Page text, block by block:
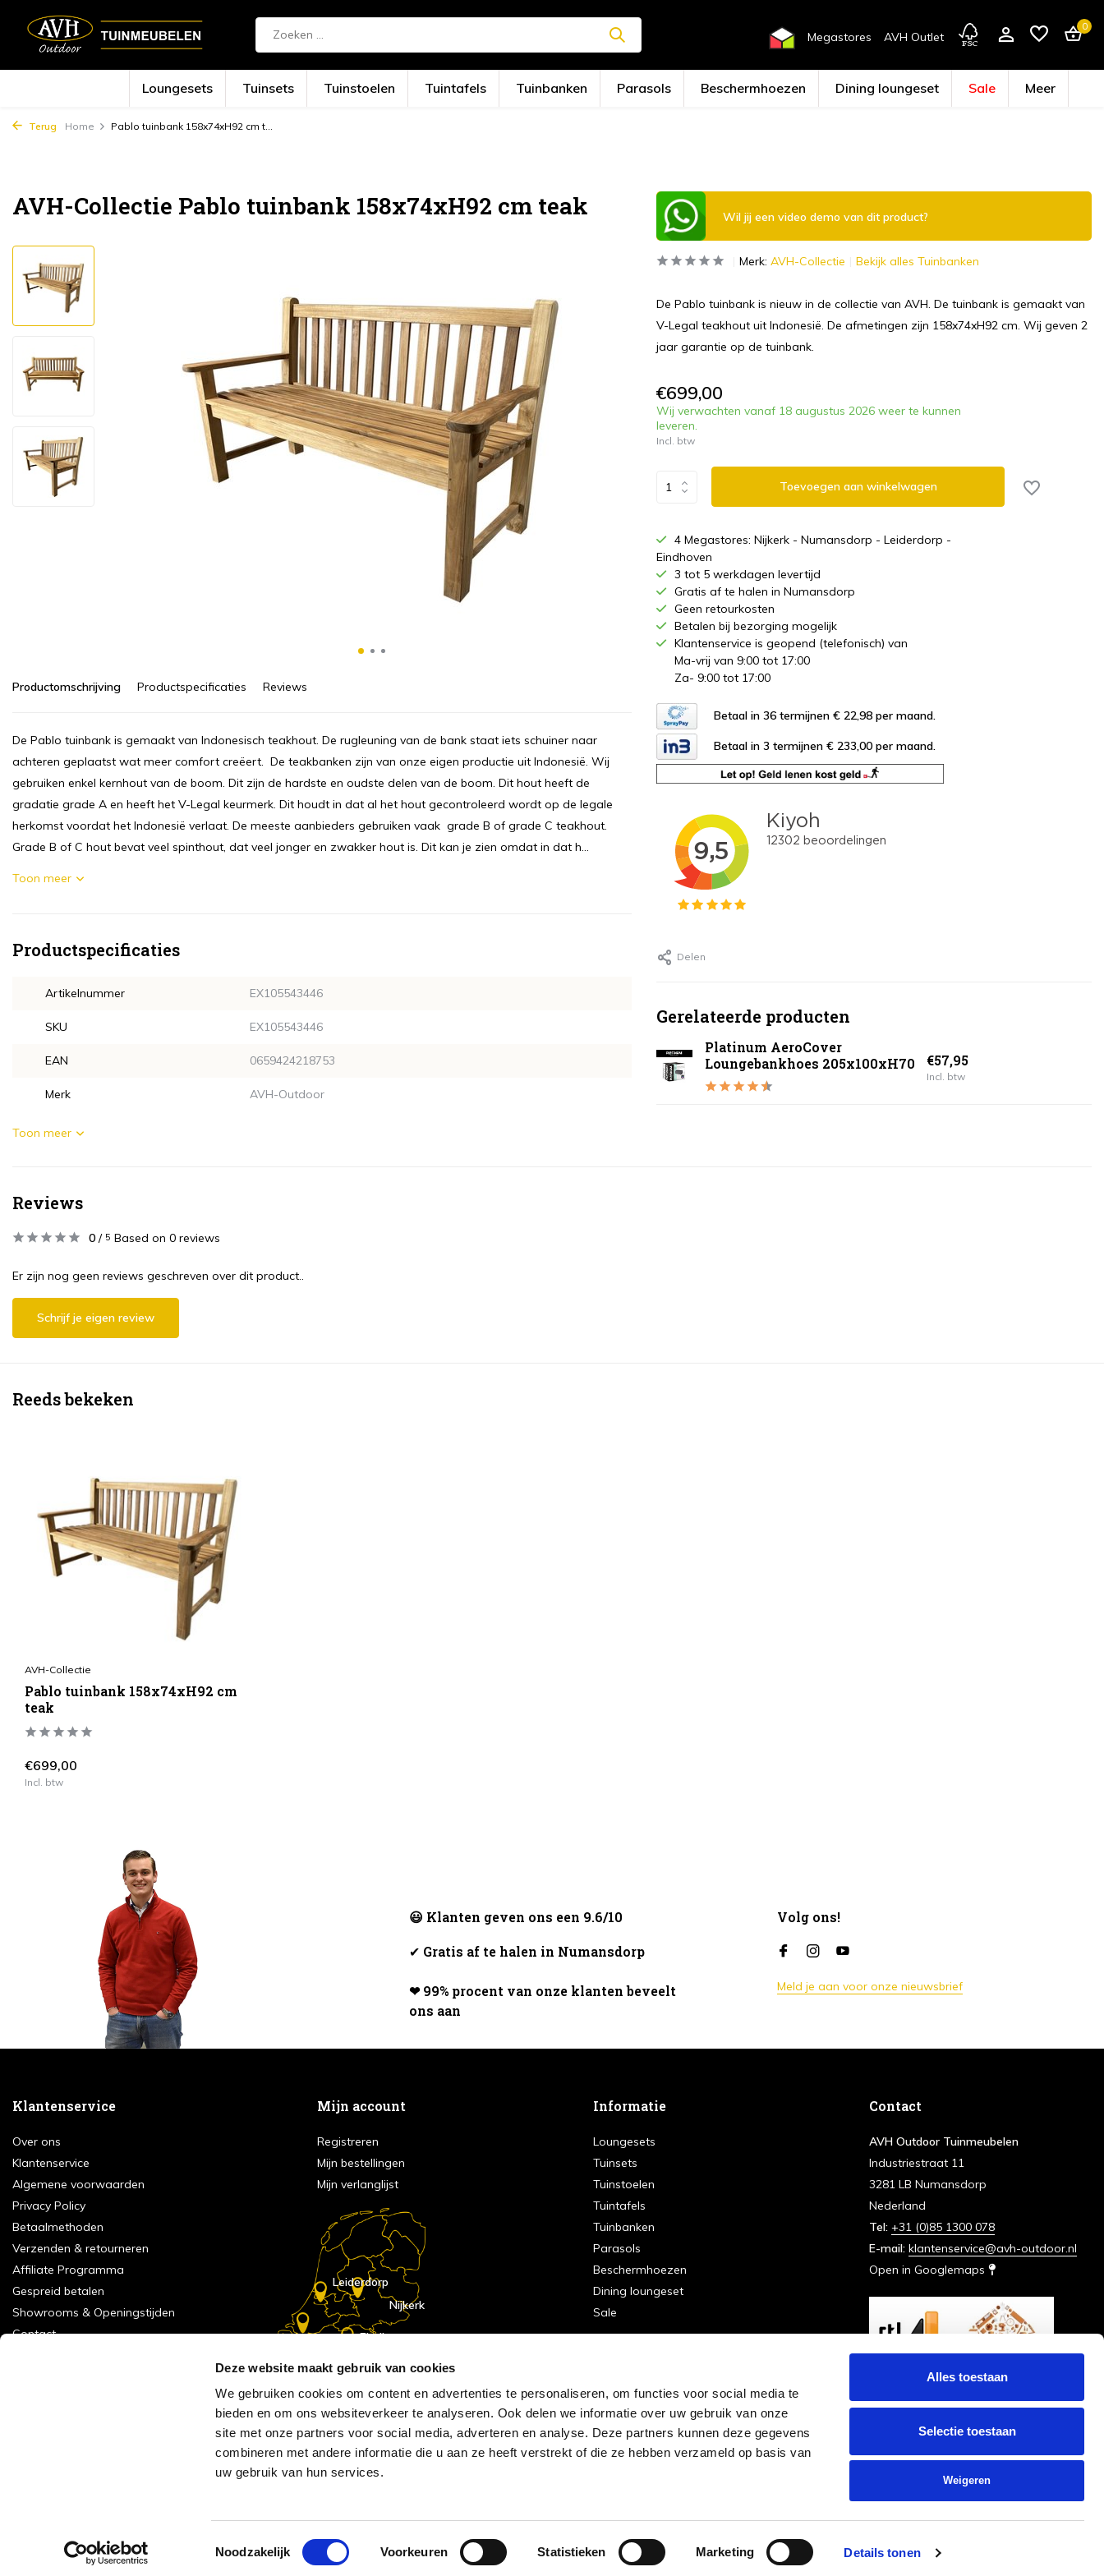
Deze website maakt gebruik van cookies
We gebruiken cookies om content en advertenties te personaliseren, om functies voor social media te
bieden en om ons websiteverkeer te analyseren. Ook delen we informatie over uw gebruik van onze
site met onze partners voor social media, adverteren en analyse. Deze partners kunnen deze gegevens
combineren met andere informatie die u aan ze heeft verstrekt of die ze hebben verzameld op basis van
uw gebruik van hun services.
Toestemmingsselectie
Noodzakelijk Voorkeuren Statistieken Marketing Details tonen
Alles toestaan
Selectie toestaan
Weigeren
Megastores AVH Outlet
0
Loungesets Tuinsets Tuinstoelen Tuintafels Tuinbanken Parasols Beschermhoezen Dining loungeset Sale Meer
Terug Home Pablo tuinbank 158x74xH92 cm t...
AVH-Collectie Pablo tuinbank 158x74xH92 cm teak
Productomschrijving Productspecificaties Reviews
De Pablo tuinbank is gemaakt van Indonesisch teakhout. De rugleuning van de bank staat iets schuiner naar
achteren geplaatst wat meer comfort creëert. De teakbanken zijn van onze eigen productie uit Indonesië. Wij
gebruiken enkel kernhout van de boom. Dit zijn de hardste en oudste delen van de boom. Dit hout heeft de
gradatie grade A en heeft het V-Legal keurmerk. Dit houdt in dat al het hout gecontroleerd wordt op de legale
herkomst voordat het Indonesië verlaat. De meeste aanbieders gebruiken vaak grade B of grade C teakhout.
Grade B of C hout bevat veel spinthout, dat veel jonger en zwakker hout is. Dit kan je zien omdat in dat h...
Toon meer
Productspecificaties
Artikelnummer EX105543446
SKU EX105543446
EAN 0659424218753
Merk AVH-Outdoor
Toon meer
Wil jij een video demo van dit product?
Merk: AVH-Collectie Bekijk alles Tuinbanken
De Pablo tuinbank is nieuw in de collectie van AVH. De tuinbank is gemaakt van
V-Legal teakhout uit Indonesië. De afmetingen zijn 158x74xH92 cm. Wij geven 2
jaar garantie op de tuinbank.
€699,00
Wij verwachten vanaf 18 augustus 2026 weer te kunnen
leveren.
Incl. btw
Toevoegen aan winkelwagen
4 Megastores: Nijkerk - Numansdorp - Leiderdorp -
Eindhoven
3 tot 5 werkdagen levertijd
Gratis af te halen in Numansdorp
Geen retourkosten
Betalen bij bezorging mogelijk
Klantenservice is geopend (telefonisch) van
Ma-vrij van 9:00 tot 17:00
Za- 9:00 tot 17:00
Betaal in 36 termijnen € 22,98 per maand.
Betaal in 3 termijnen € 233,00 per maand.
Delen
Gerelateerde producten
Platinum AeroCover
Loungebankhoes 205x100xH70
€57,95
Incl. btw
Reviews
0 / 5 Based on 0 reviews
Er zijn nog geen reviews geschreven over dit product..
Schrijf je eigen review
Reeds bekeken
AVH-Collectie
Pablo tuinbank 158x74xH92 cm
teak
€699,00
Incl. btw
😃 Klanten geven ons een 9.6/10
✔ Gratis af te halen in Numansdorp
❤ 99% procent van onze klanten beveelt
ons aan
Volg ons!
Meld je aan voor onze nieuwsbrief
Klantenservice
Over ons
Klantenservice
Algemene voorwaarden
Privacy Policy
Betaalmethoden
Verzenden & retourneren
Affiliate Programma
Gespreid betalen
Showrooms & Openingstijden
Contact
Mijn account
Registreren
Mijn bestellingen
Mijn verlanglijst
Eindhoven
Nijkerk
Leiderdorp
Informatie
Loungesets
Tuinsets
Tuinstoelen
Tuintafels
Tuinbanken
Parasols
Beschermhoezen
Dining loungeset
Sale
Contact
AVH Outdoor Tuinmeubelen
Industriestraat 11
3281 LB Numansdorp
Nederland
Tel: +31 (0)85 1300 078
E-mail: klantenservice@avh-outdoor.nl
Open in Googlemaps